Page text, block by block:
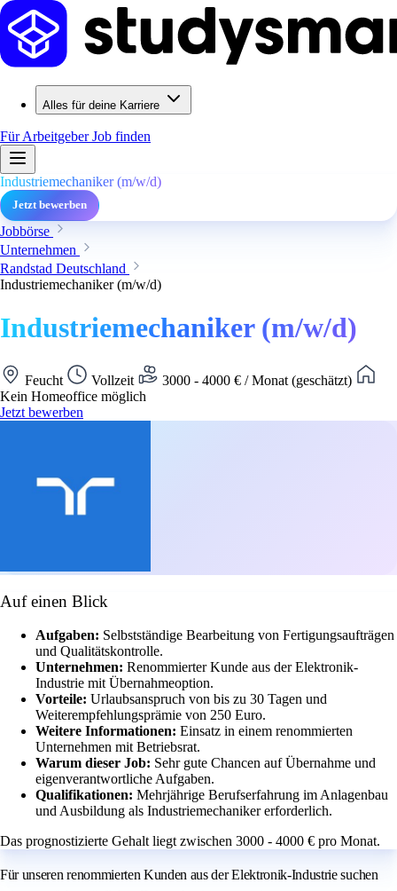
Alles für deine Karriere
Für ArbeitgeberJob finden
Industriemechaniker (m/w/d)
Jetzt bewerben
Jobbörse
Unternehmen
Randstad Deutschland
Industriemechaniker (m/w/d)
Industriemechaniker (m/w/d)
Feucht Vollzeit
3000 - 4000 € / Monat (geschätzt)
Kein Homeoffice möglich
Jetzt bewerben
Auf einen Blick
Aufgaben: Selbstständige Bearbeitung von Fertigungsaufträgen
und Qualitätskontrolle.
Unternehmen: Renommierter Kunde aus der Elektronik-
Industrie mit Übernahmeoption.
Vorteile: Urlaubsanspruch von bis zu 30 Tagen und
Weiterempfehlungsprämie von 250 Euro.
Weitere Informationen: Einsatz in einem renommierten
Unternehmen mit Betriebsrat.
Warum dieser Job: Sehr gute Chancen auf Übernahme und
eigenverantwortliche Aufgaben.
Qualifikationen: Mehrjährige Berufserfahrung im Anlagenbau
und Ausbildung als Industriemechaniker erforderlich.
Das prognostizierte Gehalt liegt zwischen 3000 - 4000 € pro Monat.
Für unseren renommierten Kunden aus der Elektronik-Industrie suchen